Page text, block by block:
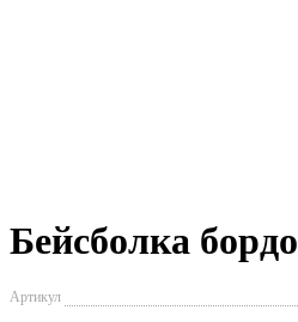
Бейсболка бордо
Артикул